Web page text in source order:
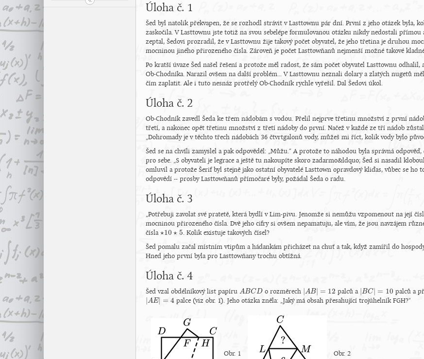
Úloha č. 1
Šed byl natolik překvapen, že se rozhodl strávit v Lasttownu pár dní. První z jeho otázek byla,
zaskočila. V Lasttownu jste totiž na svou sebelépe formulovanou otázku nikdy nedostali přímou
zeptal, Šedovi prozradil, že v Lasttownu žije takový počet obyvatel, že jeho třetina je druhou
mocninou jiného přirozeného čísla. Zároveň je počet Lasttowňanů nejmenší možné takové
Po kratší úvaze Šed našel řešení a protože měl radost, že sám počet obyvatel Lasttownu
Ob-Chodníka. Narazil ovšem na další problém... V Lasttownu neznali dolary a zlatých nugetů
čím zaplatit. Ale i tuto nesnáz protřelý Ob-Chodník rychle vyřešil. Dal Šedovi úkol.
Úloha č. 2
Ob-Chodník zavedl Šeda ke třem nádobám s vodou. Přelil nejprve třetinu množství z první
třetí, a nakonec opět třetinu množství z třetí nádoby do první. Načež v každé ze tří nádob
„Dohromady je v těchto třech nádobách 36 čtvrtgalonů vody, můžeš mi říct, kolik vody bylo
Šed se na chvíli zamyslel a pak odpověděl: „Můžu.“ A protože to náhodou byla správná
pro sebe. „S obyvateli je legrace a ještě tu nakoupíte skoro zadarmo&ldquo; Šed si nasadil
omluvil a protože Šerif byl stejně jako ostatní obyvatelé Lasttown opravdový kliďas, vůbec se
odpovědí -- prosby Lasttowňanů přímočaré byly, požádal Šeda o radu.
Úloha č. 3
„Potřebuji zavolat své pratetě, která bydlí v Lim-pivu. Jenomže si nemůžu vzpomenout na její
mocninou přirozeného čísla. Dvě jeho cifry si ovšem nepamatuju, ale vím, že jsou navzájem
čísla ⋆10 ⋆ 5
⋆10⋆5
. Kolik existuje takových čísel?
Šed pomalu začal místním vtipům a hádankám přicházet na chuť a tak, když zamířil do
Hned jeho první byla pro Lasttowňany trochu obtížná.
Úloha č. 4
Šed vzal obdélníkový list papíru ABCD
ABCD o rozměrech |AB| = 12
AB|= 12 palců a |BC| = 10
BC|= 10 palců a
|AE| = 4
AE|= palce (viz obr. 1). Jeho otázka zněla: „Jaký má obsah přesahující trojúhelník FGH?“
Obr. 1 Obr. 2